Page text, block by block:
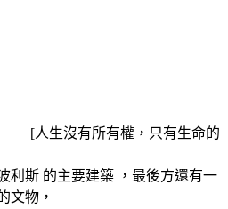
有所有權，只有生命的
斯 的主要建築 ，最後方還有一
文物，